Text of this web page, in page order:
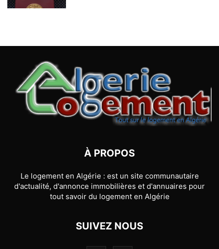
À PROPOS
Le logement en Algérie : est un site communautaire
d'actualité, d'annonce immobilières et d'annuaires pour
tout savoir du logement en Algérie
SUIVEZ NOUS